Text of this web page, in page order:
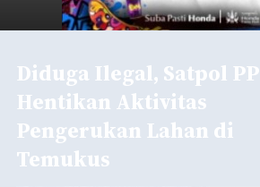
Diduga Ilegal, Satpol PP
Hentikan Aktivitas
Pengerukan Lahan di
Temukus